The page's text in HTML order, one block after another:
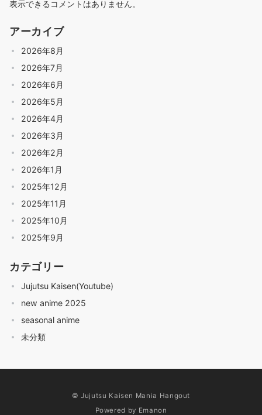
表示できるコメントはありません。
アーカイブ
2026年8月
2026年7月
2026年6月
2026年5月
2026年4月
2026年3月
2026年2月
2026年1月
2025年12月
2025年11月
2025年10月
2025年9月
カテゴリー
Jujutsu Kaisen(Youtube)
new anime 2025
seasonal anime
未分類
© Jujutsu Kaisen Mania Hangout
Powered by Emanon